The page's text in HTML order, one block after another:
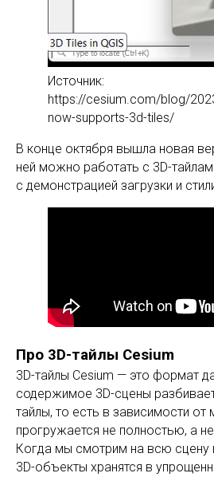
Источник:
https://cesium.com/blog/
now-supports-3d-tiles/
В конце октября вышла новая
ней можно работать с 3D-
с демонстрацией загрузки и
Про 3D-тайлы Cesium
3D-тайлы Cesium — это формат
содержимое 3D-сцены
тайлы, то есть в зависимости
прогружается не полностью, а
Когда мы смотрим на всю
3D-объекты хранятся в